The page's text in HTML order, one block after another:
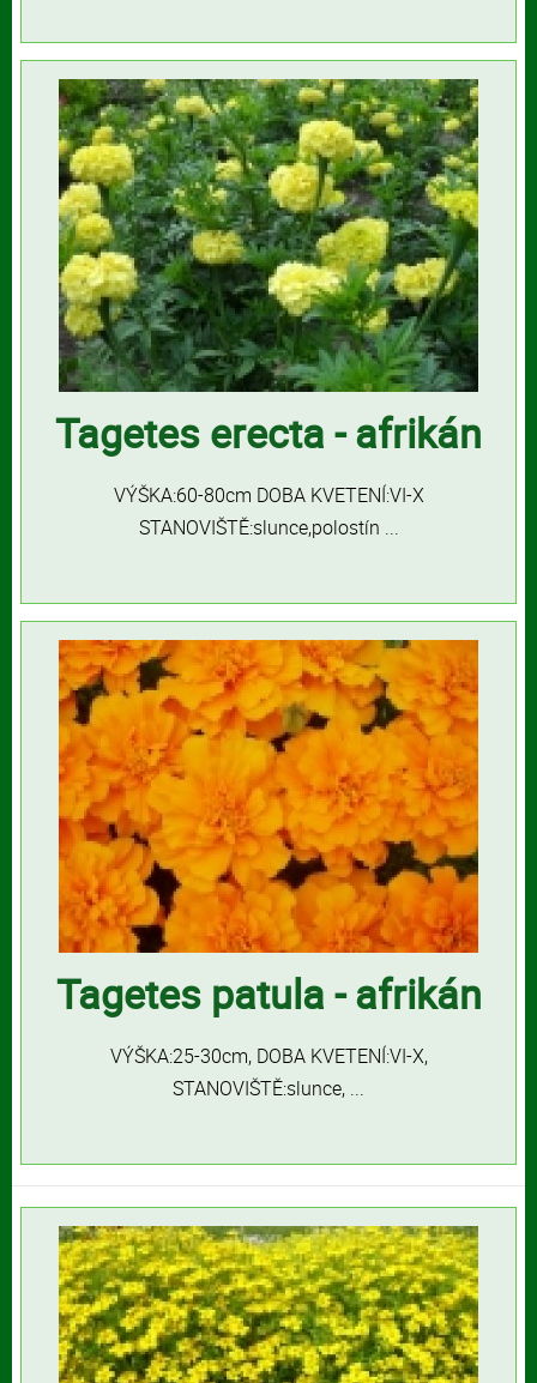
Tagetes erecta - afrikán
VÝŠKA:60-80cm DOBA KVETENÍ:VI-X
STANOVIŠTĚ:slunce,polostín ...
Tagetes patula - afrikán
VÝŠKA:25-30cm, DOBA KVETENÍ:VI-X,
STANOVIŠTĚ:slunce, ...